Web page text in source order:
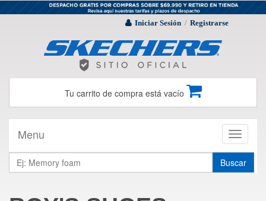
Iniciar Sesión / Registrarse
Tu carrito de compra está vacío
Toggle
Menu
Buscar